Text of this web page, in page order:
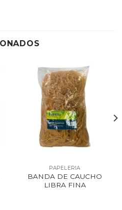
PAPELERIA
BANDA DE CAUCHO
LIBRA FINA